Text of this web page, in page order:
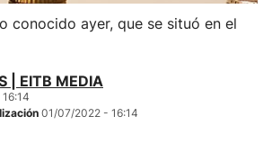
conocido ayer, que se situó en el
| EITB MEDIA
01/07/2022 - 16:14